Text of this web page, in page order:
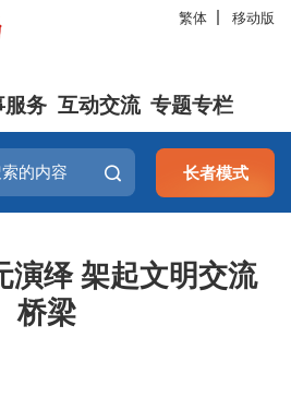
繁体 移动版
服务 互动交流 专题专栏
长者模式
演绎 架起文明交流
桥梁